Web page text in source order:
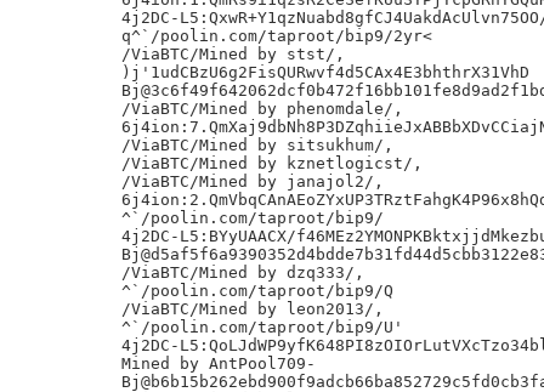
4j2DC-
q^`/poolin.com/taproot/bip9/2yr<
/ViaBTC/Mined by stst/,
)j'1udCBzU6g2FisQURwvf4d5CAx4E3bhthrX31VhD
/ViaBTC/Mined by phenomdale/,
/ViaBTC/Mined by sitsukhum/,
/ViaBTC/Mined by kznetlogicst/,
/ViaBTC/Mined by janajol2/,
^`/poolin.com/taproot/bip9/
4j2DC-L5:BYyUAACX/
/ViaBTC/Mined by dzq333/,
^`/poolin.com/taproot/bip9/Q
/ViaBTC/Mined by leon2013/,
^`/poolin.com/taproot/bip9/U'
4j2DC-
Mined by AntPool709-